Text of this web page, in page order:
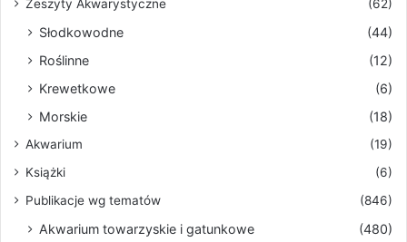
Zeszyty Akwarystyczne (62)
Słodkowodne
(44)
Roślinne
(12)
Krewetkowe
(6)
Morskie
(18)
Akwarium
(19)
Książki
(6)
Publikacje wg tematów
(846)
Akwarium towarzyskie i gatunkowe
(480)